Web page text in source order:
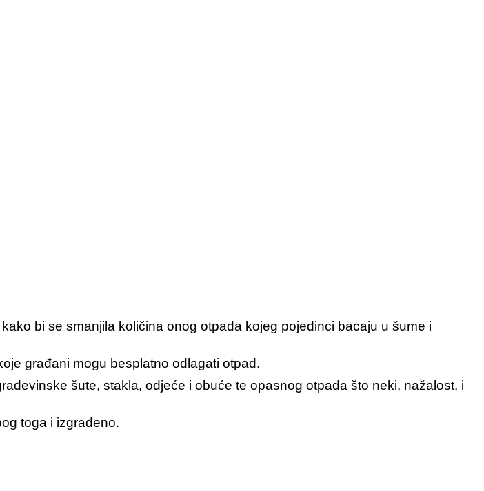
bi se smanjila količina onog otpada kojeg pojedinci bacaju u šume i
građani mogu besplatno odlagati otpad.
šute, stakla, odjeće i obuće te opasnog otpada što neki, nažalost, i
toga i izgrađeno.